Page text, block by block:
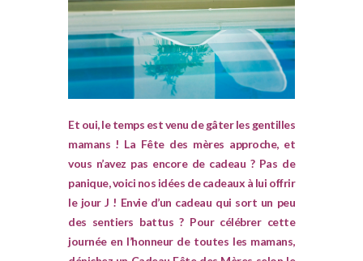
Et oui, le temps est venu de gâter les gentilles
mamans ! La Fête des mères approche, et
vous n’avez pas encore de cadeau ? Pas de
panique, voici nos idées de cadeaux à lui offrir
le jour J ! Envie d’un cadeau qui sort un peu
des sentiers battus ? Pour célébrer cette
journée en l’honneur de toutes les mamans,